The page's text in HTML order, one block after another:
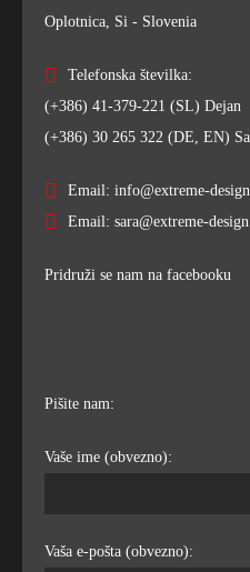
Oplotnica, Si - Slovenia
Telefonska številka:
(+386) 41-379-221 (SL) Dejan
(+386) 30 265 322 (DE, EN)
Email: info@extreme-
Email: sara@extreme-
Pridruži se nam na facebooku
Pišite nam:
Vaše ime (obvezno):
Vaša e-pošta (obvezno):